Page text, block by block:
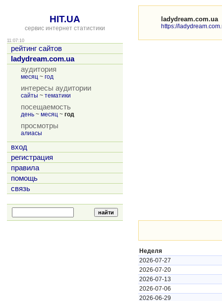
HIT.UA
сервис интернет статистики
11:07:10
рейтинг сайтов
ladydream.com.ua
аудитория
месяц ~ год
интересы аудитории
сайты ~ тематики
посещаемость
день ~ месяц ~ год
просмотры
алиасы
вход
регистрация
правила
помощь
связь
ladydream.com.ua
https://
Неделя
2026-07-27
2026-07-20
2026-07-13
2026-07-06
2026-06-29